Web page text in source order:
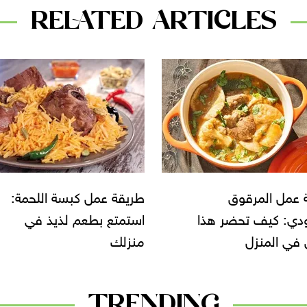
RELATED ARTICLES
كبسة اللحمة:
بطعم لذيذ في
طريقة تحضير بسكويت مالح
بالبصل الأخضر... وصفة
وسهلة